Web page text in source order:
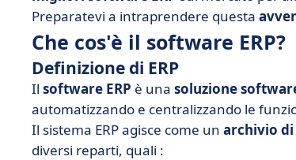
• Come si configura un sistema ERP?
• Cosa si può imparare dal software ERP?
Preparatevi a intraprendere questa
Che cos'è il software ERP?
Definizione di ERP
Il software ERP è una soluzione
automatizzando e centralizzando le
Il sistema ERP agisce come un archivio
diversi reparti, quali :